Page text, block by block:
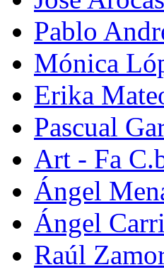
Pablo
Mónica
Erika
Pascual
Art - Fa
Ángel
Ángel
Raúl